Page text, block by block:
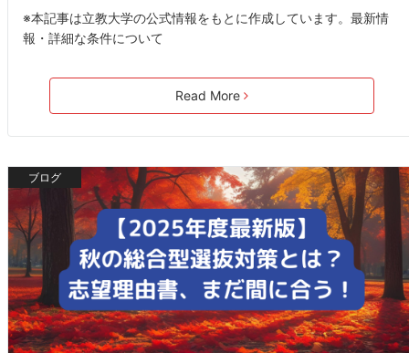
※本記事は立教大学の公式情報をもとに作成しています。最新情
報・詳細な条件について
Read More
ブログ